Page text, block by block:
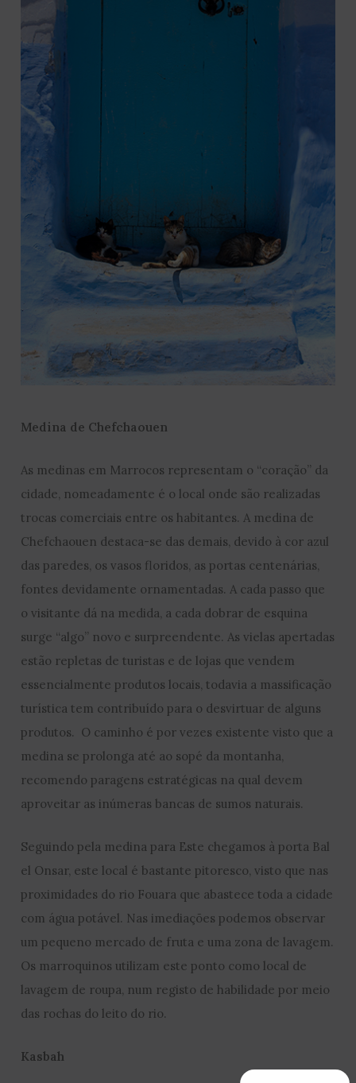
Medina de Chefchaouen
As medinas em Marrocos representam o “coração” da
cidade, nomeadamente é o local onde são realizadas
trocas comerciais entre os habitantes. A medina de
Chefchaouen destaca-se das demais, devido à cor azul
das paredes, os vasos floridos, as portas centenárias,
fontes devidamente ornamentadas. A cada passo que
o visitante dá na medida, a cada dobrar de esquina
surge “algo” novo e surpreendente. As vielas apertadas
estão repletas de turistas e de lojas que vendem
essencialmente produtos locais, todavia a massificação
turística tem contribuído para o desvirtuar de alguns
produtos. O caminho é por vezes existente visto que a
medina se prolonga até ao sopé da montanha,
recomendo paragens estratégicas na qual devem
aproveitar as inúmeras bancas de sumos naturais.
Seguindo pela medina para Este chegamos à porta Bal
el Onsar, este local é bastante pitoresco, visto que nas
proximidades do rio Fouara que abastece toda a cidade
com água potável. Nas imediações podemos observar
um pequeno mercado de fruta e uma zona de lavagem.
Os marroquinos utilizam este ponto como local de
lavagem de roupa, num registo de habilidade por meio
das rochas do leito do rio.
Kasbah